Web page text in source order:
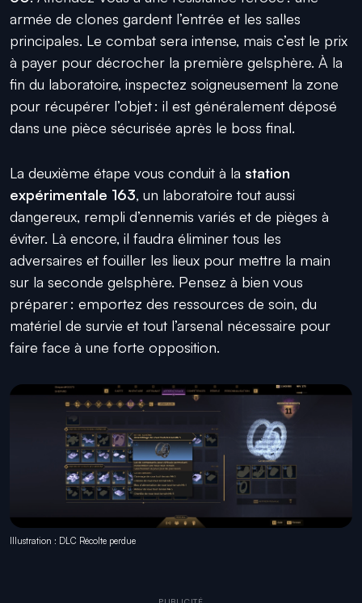
armée de clones gardent l’entrée et les salles
principales. Le combat sera intense, mais c’est le prix
à payer pour décrocher la première gelsphère. À la
fin du laboratoire, inspectez soigneusement la zone
pour récupérer l’objet : il est généralement déposé
dans une pièce sécurisée après le boss final.
La deuxième étape vous conduit à la station
expérimentale 163, un laboratoire tout aussi
dangereux, rempli d’ennemis variés et de pièges à
éviter. Là encore, il faudra éliminer tous les
adversaires et fouiller les lieux pour mettre la main
sur la seconde gelsphère. Pensez à bien vous
préparer : emportez des ressources de soin, du
matériel de survie et tout l’arsenal nécessaire pour
faire face à une forte opposition.
Illustration : DLC Récolte perdue